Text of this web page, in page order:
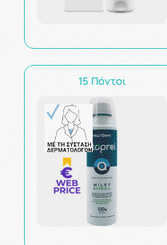
15 Πόντοι